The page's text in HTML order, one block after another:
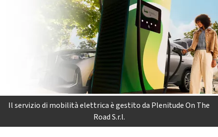
Il servizio di mobilità elettrica è gestito da Plenitude On The
Road S.r.l.